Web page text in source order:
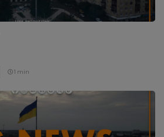
1 min